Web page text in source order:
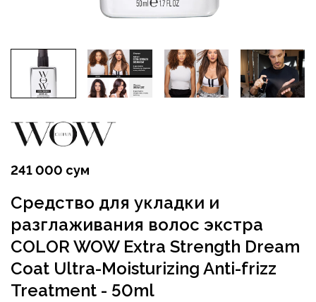
241 000 сум
Средство для укладки и
разглаживания волос экстра
COLOR WOW Extra Strength Dream
Coat Ultra-Moisturizing Anti-frizz
Treatment - 50ml